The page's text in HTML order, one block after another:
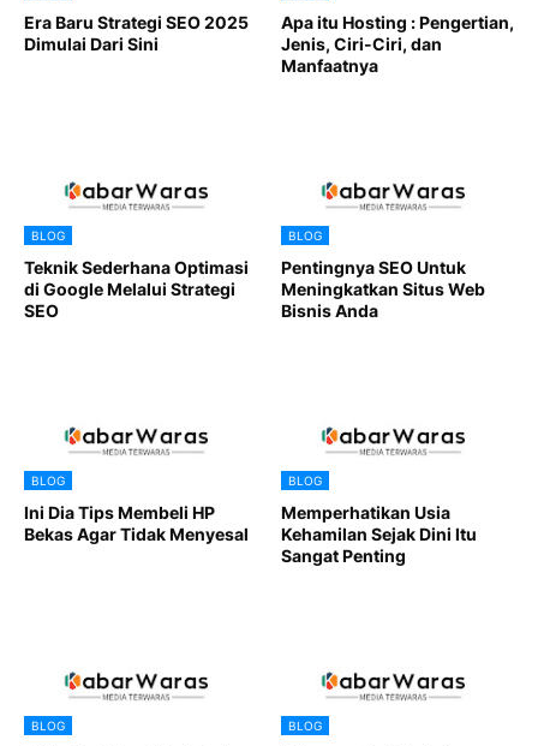
Era Baru Strategi SEO 2025
Dimulai Dari Sini
Apa itu Hosting : Pengertian,
Jenis, Ciri-Ciri, dan
Manfaatnya
BLOG
Teknik Sederhana Optimasi
di Google Melalui Strategi
SEO
BLOG
Pentingnya SEO Untuk
Meningkatkan Situs Web
Bisnis Anda
BLOG
Ini Dia Tips Membeli HP
Bekas Agar Tidak Menyesal
BLOG
Memperhatikan Usia
Kehamilan Sejak Dini Itu
Sangat Penting
BLOG BLOG